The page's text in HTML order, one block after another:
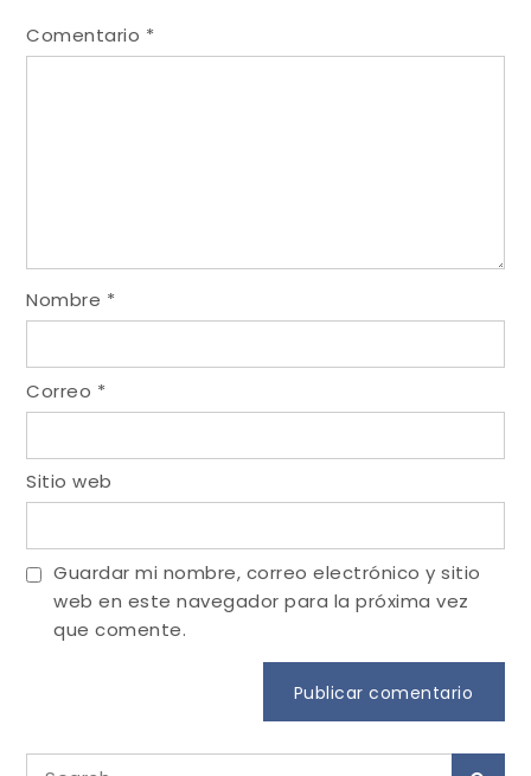
Comentario *
Nombre *
Correo *
Sitio web
Guardar mi nombre, correo electrónico y sitio
web en este navegador para la próxima vez
que comente.